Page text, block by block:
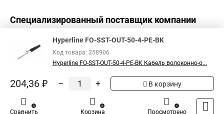
Специализированный поставщик компании
Hyperline FO-SST-OUT-50-4-PE-BK
Код товара: 358906
Hyperline FO-SST-OUT-50-4-PE-BK Кабель волоконно-о...
204,36 ₽ – + В корзину
Сравнить
0
Корзина
0
Просмотрено
1